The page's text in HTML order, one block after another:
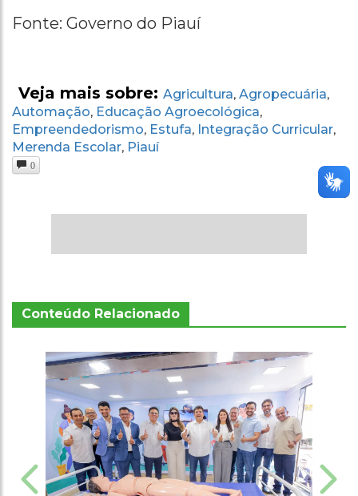
Fonte: Governo do Piauí
Veja mais sobre: Agricultura, Agropecuária,
Automação, Educação Agroecológica,
Empreendedorismo, Estufa, Integração Curricular,
Merenda Escolar, Piauí
0
Conteúdo Relacionado